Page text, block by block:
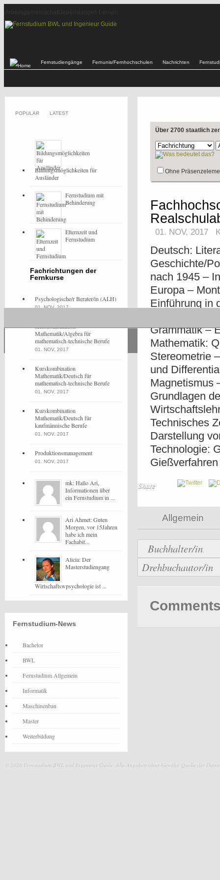
Fernstudiengänge Fernunis/Fernhochschulen Nachrichten
Über 2700 staatlich
Ohne
01. NOV, 2017
Deutsch:
Geschichte/
nach 1945 –
Europa –
Einführung in
Grammatik –
Mathematik:
Stereometrie
und
Magnetismus
Grundlagen
Technisches
Darstellung
Technologie:
Share
Allgemein
Buchhalter/in
Drehbuchautor/in
POPULAR LATEST
Bildungsmöglichkeiten für
Ausländer
Fernstudium mit
Behinderung
Elternzeit und
Fernstudium
Fachrichtungen der
Fernkurse
Psychologische/r Berater/in (ALH)
01. NOV, 2017
Kurskombination
Mathematik/Algebra für
mathematisch-technische Berufe
01. NOV, 2017
Kurskombination
Mathematik/Deutsch für
mathematisch-technische Berufe
01. NOV, 2017
Kurskombination
Mathematik/Deutsch für
kaufmännische Berufe
01. NOV, 2017
Produktionsmanagement
01. NOV, 2017
mk: Hallo Ari,
Informationen über
ein Fernstudium in ...
Ari Ahmet: Guten
Morgen, vor 15Jahren
habe ich mein
Fachabit...
Alicia: Der
Masterstudiengang
Wirtschaftswpsychologie ist ...
Fernstudium-News
Bachelor
BWL
Fernstudium Allgemein
Informatik
Maschinenbau
Master
Weiterbildung
© 2026 Fernstudium BWL und Ingenieur Guide. Alle Angaben ohne Gewähr. Quelle der